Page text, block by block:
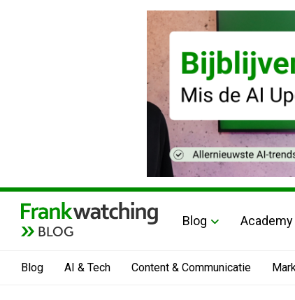
BLOG
Blog Academy
Blog AI & Tech Content & Communicatie